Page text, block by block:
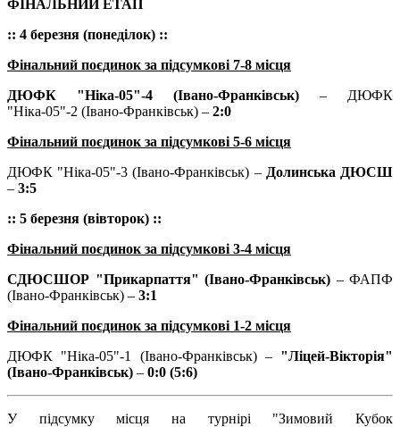
ФІНАЛЬНИЙ ЕТАП
:: 4 березня (понеділок) ::
Фінальний поєдинок за підсумкові 7-8 місця
ДЮФК "Ніка-05"-4 (Івано-Франківськ) – ДЮФК
"Ніка-05"-2 (Івано-Франківськ) – 2:0
Фінальний поєдинок за підсумкові 5-6 місця
ДЮФК "Ніка-05"-3 (Івано-Франківськ) – Долинська ДЮСШ
– 3:5
:: 5 березня (вівторок) ::
Фінальний поєдинок за підсумкові 3-4 місця
СДЮСШОР "Прикарпаття" (Івано-Франківськ) – ФАПФ
(Івано-Франківськ) – 3:1
Фінальний поєдинок за підсумкові 1-2 місця
ДЮФК "Ніка-05"-1 (Івано-Франківськ) – "Ліцей-Вікторія"
(Івано-Франківськ) – 0:0 (5:6)
У підсумку місця на турнірі "Зимовий Кубок